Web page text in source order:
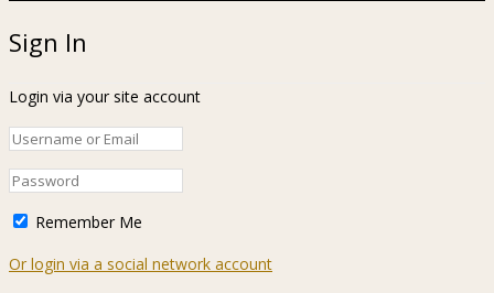
Sign In
Login via your site account
Remember Me
Or login via a social network account